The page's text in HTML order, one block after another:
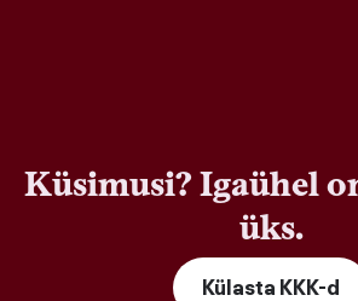
Küsimusi? Igaühel
üks.
Külasta KKK-d